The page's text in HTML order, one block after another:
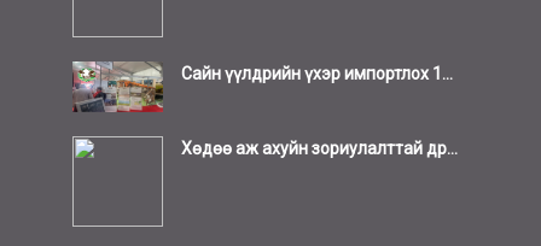
Сайн үүлдрийн үхэр импортлох 1...
Хөдөө аж ахуйн зориулалттай др...